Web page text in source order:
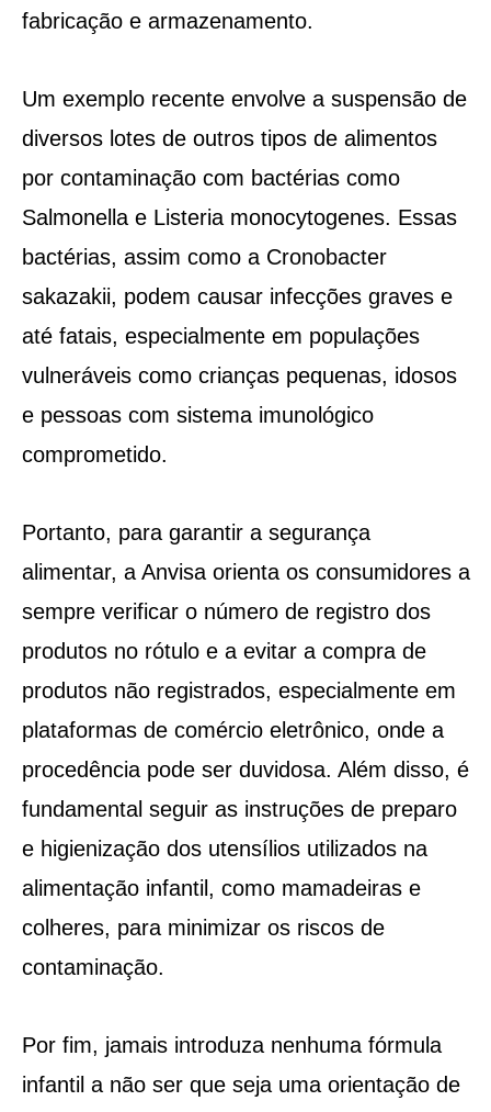
fabricação e armazenamento.
Um exemplo recente envolve a suspensão de
diversos lotes de outros tipos de alimentos
por contaminação com bactérias como
Salmonella e Listeria monocytogenes. Essas
bactérias, assim como a Cronobacter
sakazakii, podem causar infecções graves e
até fatais, especialmente em populações
vulneráveis como crianças pequenas, idosos
e pessoas com sistema imunológico
comprometido.
Portanto, para garantir a segurança
alimentar, a Anvisa orienta os consumidores a
sempre verificar o número de registro dos
produtos no rótulo e a evitar a compra de
produtos não registrados, especialmente em
plataformas de comércio eletrônico, onde a
procedência pode ser duvidosa. Além disso, é
fundamental seguir as instruções de preparo
e higienização dos utensílios utilizados na
alimentação infantil, como mamadeiras e
colheres, para minimizar os riscos de
contaminação.
Por fim, jamais introduza nenhuma fórmula
infantil a não ser que seja uma orientação de